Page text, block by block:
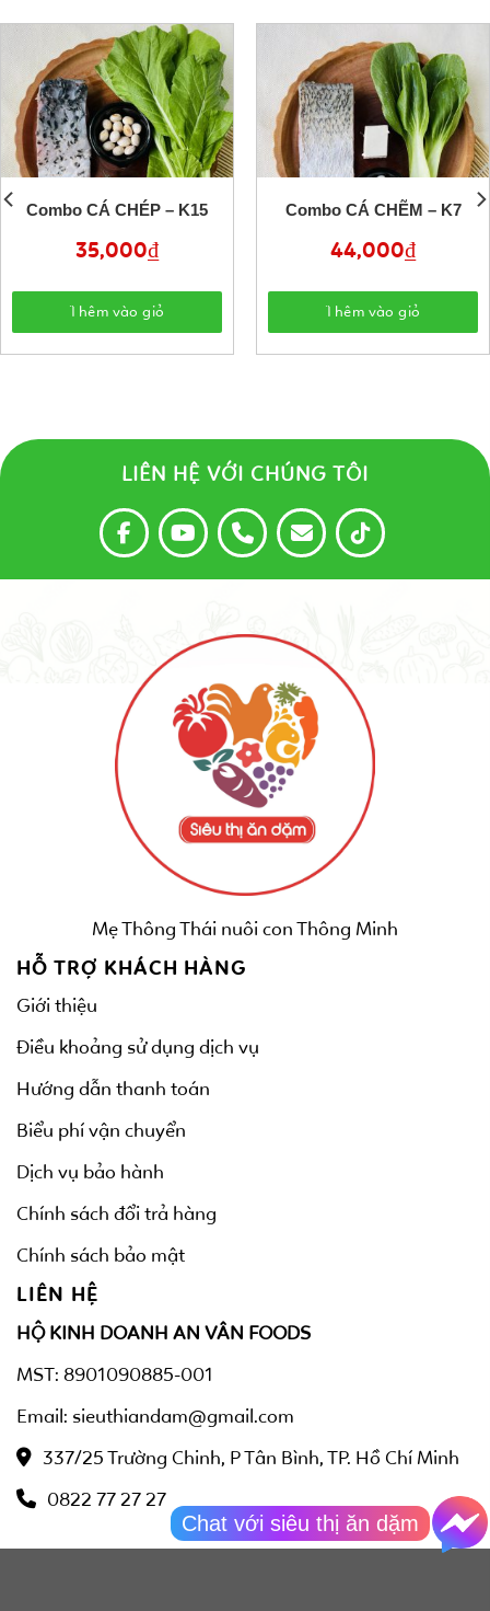
Combo CÁ CHÉP – K15
35,000₫
Thêm vào giỏ
Combo CÁ CHẼM – K7
44,000₫
Thêm vào giỏ
LIÊN HỆ VỚI CHÚNG TÔI
Mẹ Thông Thái nuôi con Thông Minh
HỖ TRỢ KHÁCH HÀNG
Giới thiệu
Điều khoảng sử dụng dịch vụ
Hướng dẫn thanh toán
Biểu phí vận chuyển
Dịch vụ bảo hành
Chính sách đổi trả hàng
Chính sách bảo mật
LIÊN HỆ
HỘ KINH DOANH AN VÂN FOODS
MST: 8901090885-001
Email: sieuthiandam@gmail.com
337/25 Trường Chinh, P Tân Bình, TP. Hồ Chí Minh
0822 77 27 27
Chat với siêu thị ăn dặm